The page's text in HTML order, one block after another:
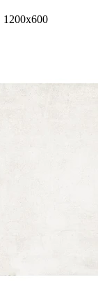
1200x600